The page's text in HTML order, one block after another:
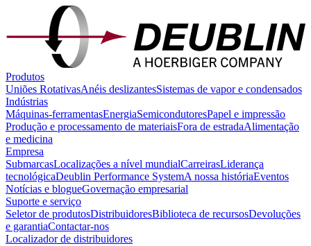
Produtos
Uniões RotativasAnéis deslizantesSistemas de vapor e condensados
Indústrias
Máquinas-ferramentasEnergiaSemicondutoresPapel e impressão
Produção e processamento de materiaisFora de estradaAlimentação
e medicina
Empresa
SubmarcasLocalizações a nível mundialCarreirasLiderança
tecnológicaDeublin Performance SystemA nossa históriaEventos
Notícias e blogueGovernação empresarial
Suporte e serviço
Seletor de produtosDistribuidoresBiblioteca de recursosDevoluções
e garantiaContactar-nos
Localizador de distribuidores